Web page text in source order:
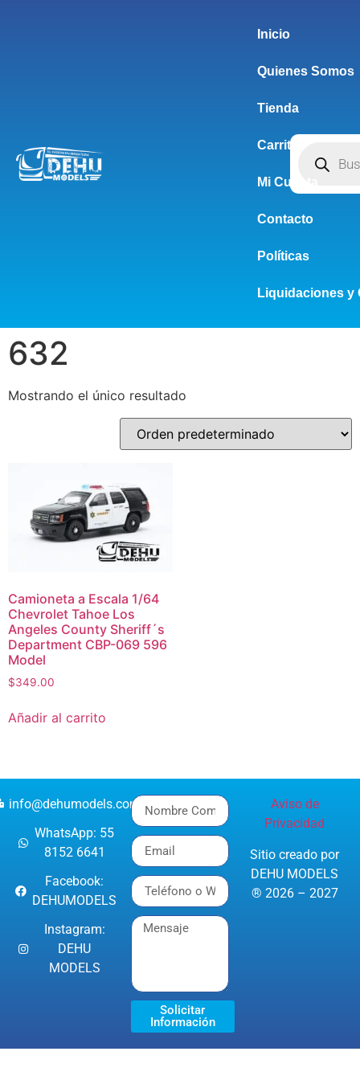
Inicio
Quienes Somos
Tienda
Carrito
Mi Cuenta
Contacto
Políticas
Liquidaciones y
632
Mostrando el único resultado
Camioneta a Escala 1/64
Chevrolet Tahoe Los
Angeles County Sheriff´s
Department CBP-069 596
Model
$349.00
Añadir al carrito
info@dehumodels.com
WhatsApp: 55
8152 6641
Facebook:
DEHUMODELS
Instagram:
DEHU
MODELS
Solicitar
Información
Aviso de
Privacidad
Sitio creado por
DEHU MODELS
® 2026 – 2027